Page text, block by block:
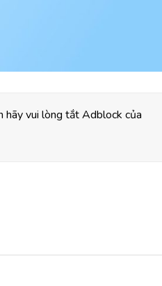
hãy vui lòng tắt Adblock của